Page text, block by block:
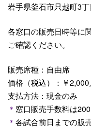
岩手県釜石市只越町3
各窓口の販売日時等に
ご確認ください。
販売席種：自由席
価格（税込）：￥
支払方法：現金のみ
＊ 窓口販売手数料は
＊ 各試合前日までの販